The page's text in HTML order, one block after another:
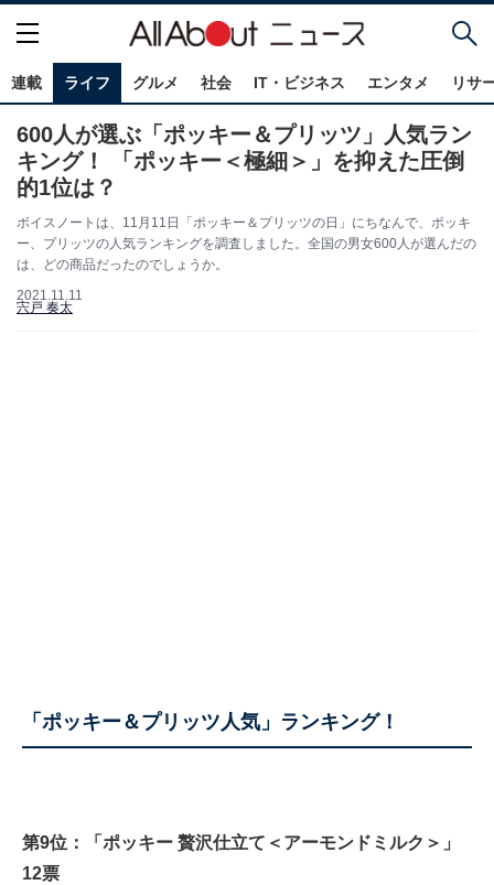
連載 ライフ グルメ 社会 IT・ビジネス エンタメ リサ
600人が選ぶ「ポッキー＆プリッツ」人気ラン
キング！ 「ポッキー＜極細＞」を抑えた圧倒
的1位は？
ボイスノートは、11月11日「ポッキー＆プリッツの日」にちなんで、ポッキ
ー、プリッツの人気ランキングを調査しました。全国の男女600人が選んだの
は、どの商品だったのでしょうか。
2021.11.11
宍戸 奏太
「ポッキー＆プリッツ人気」ランキング！
第9位：「ポッキー 贅沢仕立て＜アーモンドミルク＞」
12票